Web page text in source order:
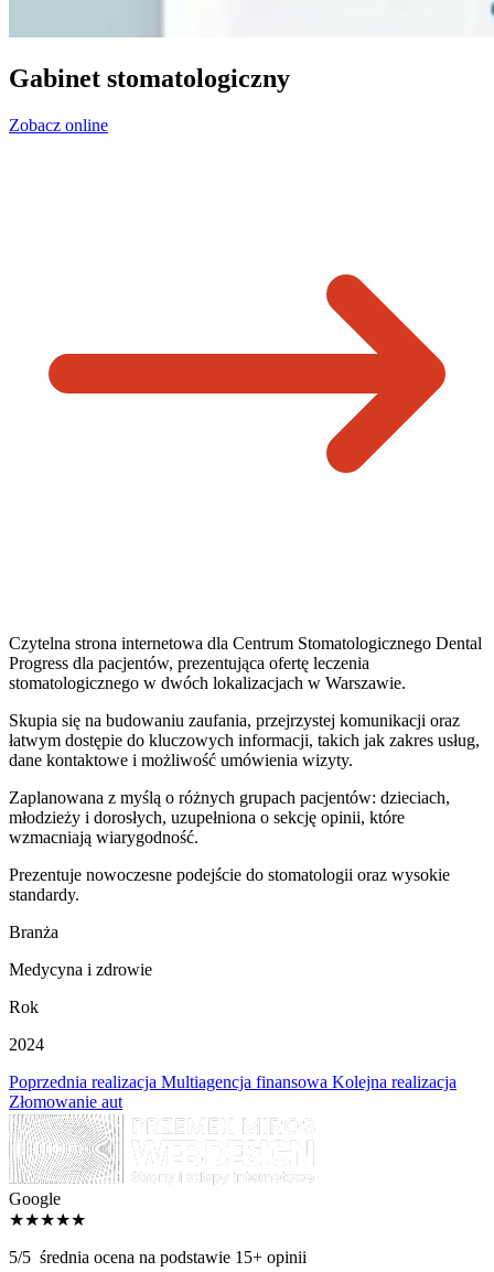
Gabinet stomatologiczny
Zobacz online
Czytelna strona internetowa dla Centrum Stomatologicznego Dental
Progress dla pacjentów, prezentująca ofertę leczenia
stomatologicznego w dwóch lokalizacjach w Warszawie.
Skupia się na budowaniu zaufania, przejrzystej komunikacji oraz
łatwym dostępie do kluczowych informacji, takich jak zakres usług,
dane kontaktowe i możliwość umówienia wizyty.
Zaplanowana z myślą o różnych grupach pacjentów: dzieciach,
młodzieży i dorosłych, uzupełniona o sekcję opinii, które
wzmacniają wiarygodność.
Prezentuje nowoczesne podejście do stomatologii oraz wysokie
standardy.
Branża
Medycyna i zdrowie
Rok
2024
Poprzednia realizacja Multiagencja finansowa Kolejna realizacja
Złomowanie aut
Google
★★★★★
5/5 średnia ocena na podstawie 15+ opinii